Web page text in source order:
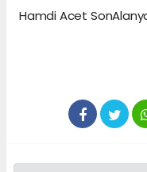
Hamdi Acet